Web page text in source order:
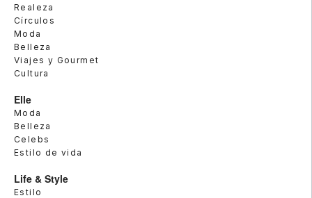
Realeza
Círculos
Moda
Belleza
Viajes y Gourmet
Cultura
Elle
Moda
Belleza
Celebs
Estilo de vida
Life & Style
Estilo